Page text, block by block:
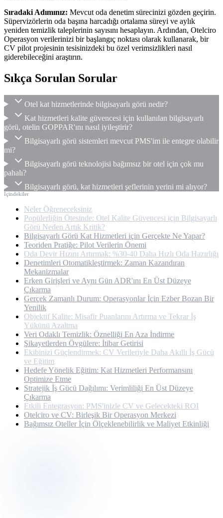
Sıradaki Adımınız: Mevcut oda denetim sürecinizi gözden geçirin.
Süpervizörlerin oda başına harcadığı ortalama süreyi ve aylık
yeniden temizlik taleplerinin sayısını hesaplayın. Ardından, Otelciro
Operasyon verilerinizi bir başlangıç noktası olarak kullanarak, bir
CV pilot projesinin tesisinizdeki bu özel verimsizlikleri nasıl
giderebileceğini araştırın.
Sıkça Sorulan Sorular
Otel kat hizmetlerinde bilgisayarlı görü nedir?
Kat hizmetleri kalite güvencesi için kullanılan bilgisayarlı
görü, otelin GOPPAR'ını nasıl iyileştirir?
Bilgisayarlı görü sistemleri mevcut PMS'im ile entegre olabilir
mi?
Bilgisayarlı görü teknolojisi bağımsız bir otel için çok mu
pahalı?
Bilgisayarlı görü, kat hizmetleri şeflerinin yerini mi alıyor?
İçindekiler
Neler Öğreneceksiniz
Popülerliğin Ötesinde: Otel Kalite Güvencesi için Bilgisayarlı
Görü Neden Artık Kritik?
Bilgisayarlı Görü Kat Hizmetleri için Gerçekte Ne Yapar?
Teoriden Pratiğe: Pilot Verilerin Önemi
Oda Devir Hızını Artırmak: %30-40 Daha Hızlı Oda Hazırlığı
Denetimleri Otomatikleştirmek: Zaman Kazandıran
Mekanizmalar
Erken Girişleri ve Aynı Gün ADR'ını En Üst Düzeye
Çıkarma
Gerçek Zamanlı Durum: Operasyonlar İçin Ezber Bozan Bir
Yenilik
Objektif Kalite: Misafir Puanlarını Artırma ve Tekrar İş
Yükünü Azaltma
Veri Odaklı Temizlik: Öznelliği En Aza İndirme
Şikayetlerden Övgülere: İtibar Getirisi
Ekibinizi Güçlendirmek: CV Verileriyle Daha Akıllı İş Gücü
ve Eğitim
Hedefe Yönelik Eğitim: Kat Hizmetleri Performansını
Optimize Etme
Stratejik İş Gücü Dağılımı: Verimliliği En Üst Düzeye
Çıkarma
Etkili Entegrasyon: PMS'inizle CV ve Gelecekteki ROI
Otelciro ve CV: Birleşik Bir Operasyon Merkezi
Bağımsız Oteller İçin Ölçeklenebilirlik ve Maliyet Etkinliği